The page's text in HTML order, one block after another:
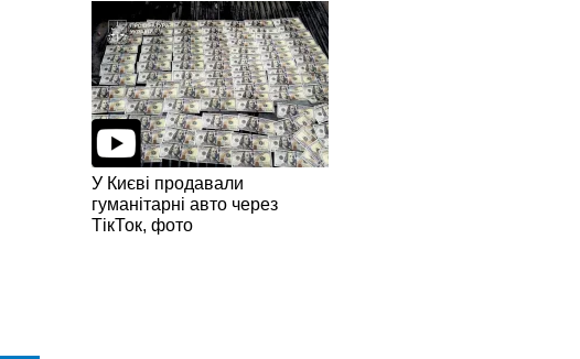
У Києві продавали
гуманітарні авто через
ТікТок, фото